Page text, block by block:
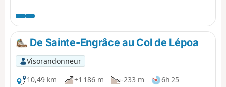
randonneurs et pèlerins (GR®65), sont achevés et
permettent maintenant de découvrir ce site exceptionnel
dans les meilleures conditions de vue et de sécurité.
Profitons-en !
De Sainte-Engrâce au Col de Lépoa
Visorandonneur
10,49 km
+1 186 m -233 m
6h 25